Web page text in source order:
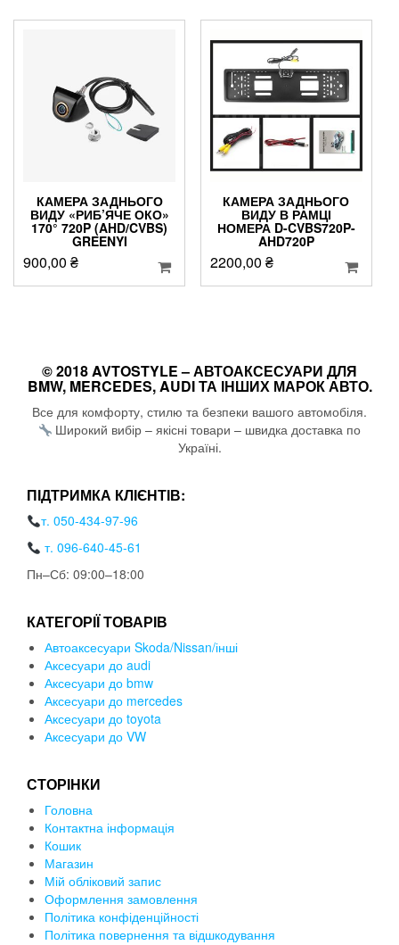
КАМЕРА ЗАДНЬОГО
ВИДУ «РИБ’ЯЧЕ ОКО»
170° 720P (AHD/CVBS)
GREENYI
900,00 ₴
КАМЕРА ЗАДНЬОГО
ВИДУ В РАМЦІ
НОМЕРА D-CVBS720P-
AHD720P
2200,00 ₴
© 2018 AVTOSTYLE – АВТОАКСЕСУАРИ ДЛЯ
BMW, MERCEDES, AUDI ТА ІНШИХ МАРОК АВТО.
Все для комфорту, стилю та безпеки вашого автомобіля.
Широкий вибір – якісні товари – швидка доставка по
Україні.
ПІДТРИМКА КЛІЄНТІВ:
т. 050-434-97-96
т. 096-640-45-61
Пн–Сб: 09:00–18:00
КАТЕГОРІЇ ТОВАРІВ
Автоаксесуари Skoda/Nissan/інші
Аксесуари до audi
Аксесуари до bmw
Аксесуари до mercedes
Аксесуари до toyota
Аксесуари до VW
СТОРІНКИ
Головна
Контактна інформація
Кошик
Магазин
Мій обліковий запис
Оформлення замовлення
Політика конфіденційності
Політика повернення та відшкодування